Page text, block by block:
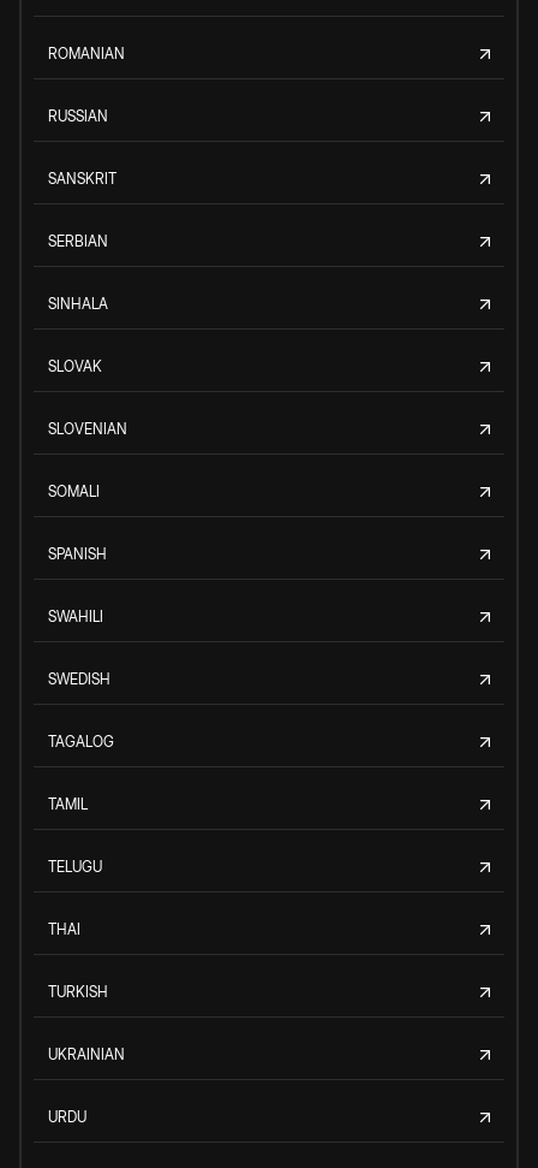
ROMANIAN
RUSSIAN
SANSKRIT
SERBIAN
SINHALA
SLOVAK
SLOVENIAN
SOMALI
SPANISH
SWAHILI
SWEDISH
TAGALOG
TAMIL
TELUGU
THAI
TURKISH
UKRAINIAN
URDU